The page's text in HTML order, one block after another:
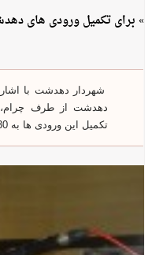
» برای تکمیل ورودی های دهدشت 30 میلیارد ریال
شهردار دهدشت با
دهدشت از طرف چرام،
تکمیل این ورودی ها به 30 میلیارد ریال اعتبار نیاز است.